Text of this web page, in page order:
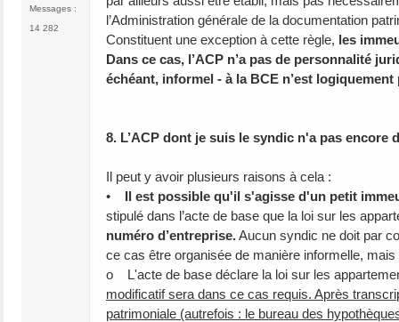
Messages :
14 282
l’Administration générale de la documentation
Constituent une exception à cette règle, les
Dans ce cas, l’ACP n’a pas de personnalité
échéant, informel - à la BCE n’est
8. L’ACP dont je suis le syndic n'a pas encore
Il peut y avoir plusieurs raisons à cela :
• Il est possible qu'il s'agisse d'un petit
stipulé dans l’acte de base que la loi sur les
numéro d’entreprise.Aucun syndic ne doit par
ce cas être organisée de manière informelle,
o L'acte de base déclare la loi sur les
modificatif sera dans ce cas requis. Après
patrimoniale (autrefois : le bureau des